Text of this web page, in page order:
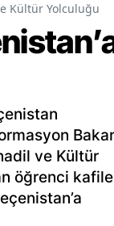
Kültür Yolculuğu
ve Kültür
öğrenci